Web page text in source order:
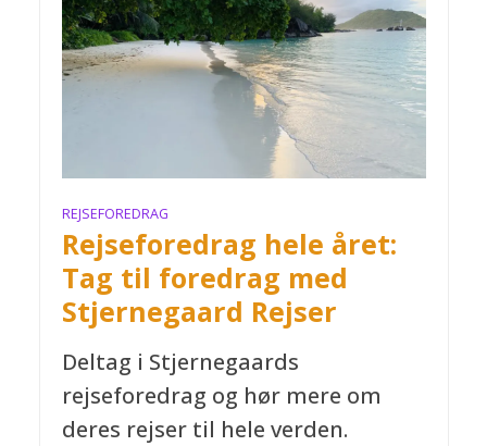
REJSEFOREDRAG
Rejseforedrag hele året:
Tag til foredrag med
Stjernegaard Rejser
Deltag i Stjernegaards
rejseforedrag og hør mere om
deres rejser til hele verden.